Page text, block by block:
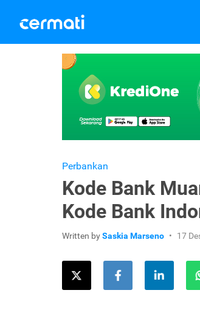
Perbankan
Kode Bank
Kode Bank
Written bySaskia Marseno 17